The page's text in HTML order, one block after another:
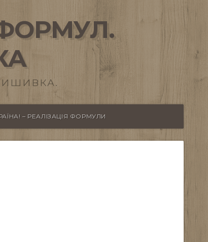
– РЕАЛІЗАЦІЯ ФОРМУЛИ